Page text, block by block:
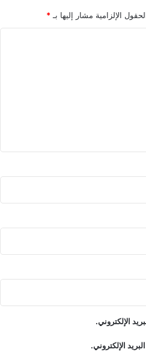
الإلزامية مشار إليها بـ*
الإلكتروني.
الإلكتروني.